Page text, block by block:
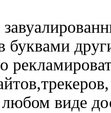
буквами
виде